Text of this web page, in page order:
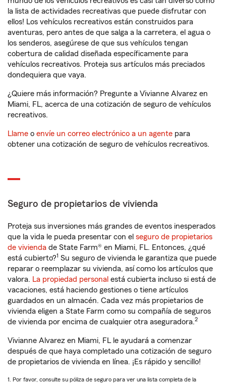
la lista de actividades recreativas que puede disfrutar con
ellos! Los vehículos recreativos están construidos para
aventuras, pero antes de que salga a la carretera, el agua o
los senderos, asegúrese de que sus vehículos tengan
cobertura de calidad diseñada específicamente para
vehículos recreativos. Proteja sus artículos más preciados
dondequiera que vaya.
¿Quiere más información? Pregunte a Vivianne Alvarez en
Miami, FL, acerca de una cotización de seguro de vehículos
recreativos.
Llame o envíe un correo electrónico a un agente para
obtener una cotización de seguro de vehículos recreativos.
Seguro de propietarios de vivienda
Proteja sus inversiones más grandes de eventos inesperados
que la vida le pueda presentar con el seguro de propietarios
de vivienda de State Farm® en Miami, FL. Entonces, ¿qué
está cubierto?1 Su seguro de vivienda le garantiza que puede
reparar o reemplazar su vivienda, así como los artículos que
valora. La propiedad personal está cubierta incluso si está de
vacaciones, está haciendo gestiones o tiene artículos
guardados en un almacén. Cada vez más propietarios de
vivienda eligen a State Farm como su compañía de seguros
de vivienda por encima de cualquier otra aseguradora.2
Vivianne Alvarez en Miami, FL le ayudará a comenzar
después de que haya completado una cotización de seguro
de propietarios de vivienda en línea. ¡Es rápido y sencillo!
1. Por favor, consulte su póliza de seguro para ver una lista completa de la